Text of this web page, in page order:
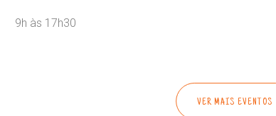
9h às 17h30
VER MAIS EVENTOS